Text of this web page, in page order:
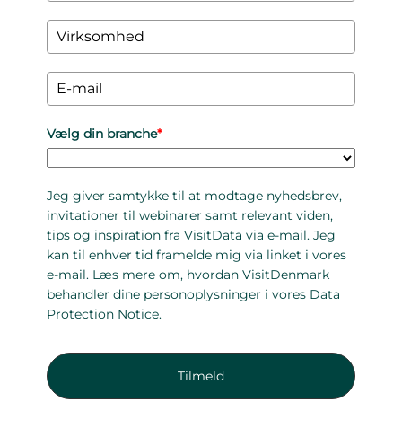
Vælg din branche*
Jeg giver samtykke til at modtage nyhedsbrev,
invitationer til webinarer samt relevant viden,
tips og inspiration fra VisitData via e-mail. Jeg
kan til enhver tid framelde mig via linket i vores
e-mail. Læs mere om, hvordan VisitDenmark
behandler dine personoplysninger i vores Data
Protection Notice.
Tilmeld